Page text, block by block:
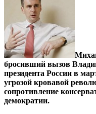
бросивший вызов
президента России в
угрозой кровавой
сопротивление
демократии.